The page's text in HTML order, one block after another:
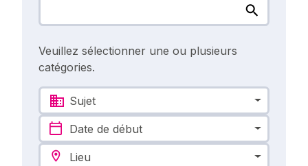
Veuillez sélectionner une ou plusieurs
catégories.
Sujet
Date de début
Lieu